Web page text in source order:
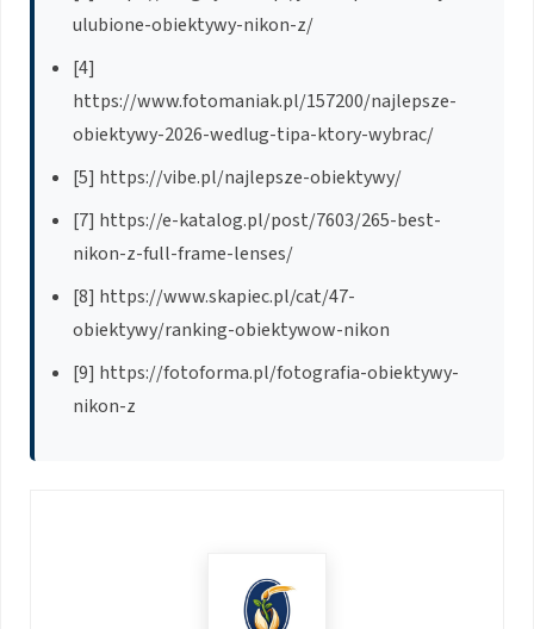
ulubione-obiektywy-nikon-z/
[4]
https://www.fotomaniak.pl/157200/najlepsze-
obiektywy-2026-wedlug-tipa-ktory-wybrac/
[5] https://vibe.pl/najlepsze-obiektywy/
[7] https://e-katalog.pl/post/7603/265-best-
nikon-z-full-frame-lenses/
[8] https://www.skapiec.pl/cat/47-
obiektywy/ranking-obiektywow-nikon
[9] https://fotoforma.pl/fotografia-obiektywy-
nikon-z